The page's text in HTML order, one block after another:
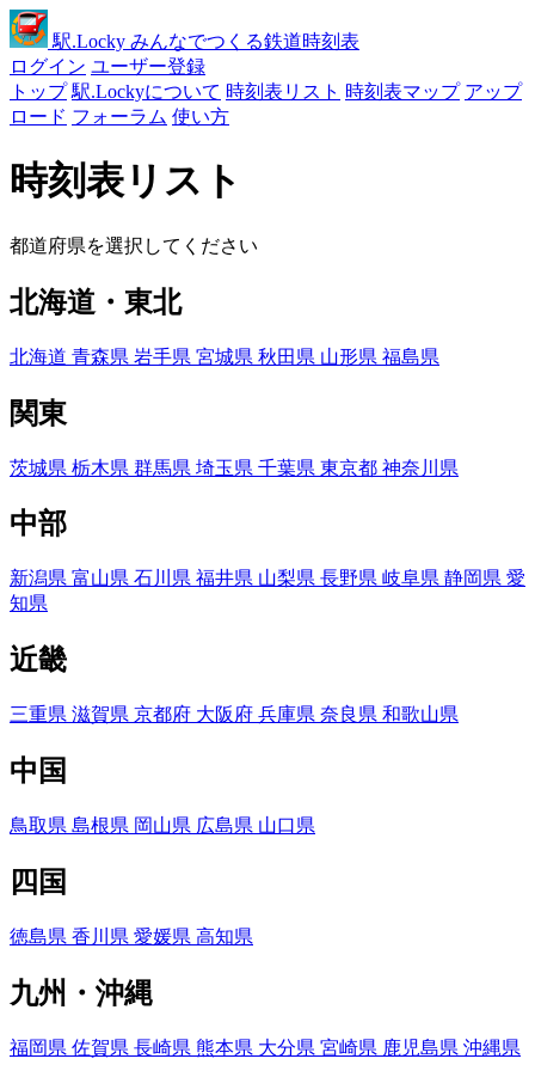
駅.Locky みんなでつくる鉄道時刻表
ログイン ユーザー登録
トップ 駅.Lockyについて 時刻表リスト 時刻表マップ アップ
ロード フォーラム 使い方
時刻表リスト
都道府県を選択してください
北海道・東北
北海道 青森県 岩手県 宮城県 秋田県 山形県 福島県
関東
茨城県 栃木県 群馬県 埼玉県 千葉県 東京都 神奈川県
中部
新潟県 富山県 石川県 福井県 山梨県 長野県 岐阜県 静岡県 愛
知県
近畿
三重県 滋賀県 京都府 大阪府 兵庫県 奈良県 和歌山県
中国
鳥取県 島根県 岡山県 広島県 山口県
四国
徳島県 香川県 愛媛県 高知県
九州・沖縄
福岡県 佐賀県 長崎県 熊本県 大分県 宮崎県 鹿児島県 沖縄県